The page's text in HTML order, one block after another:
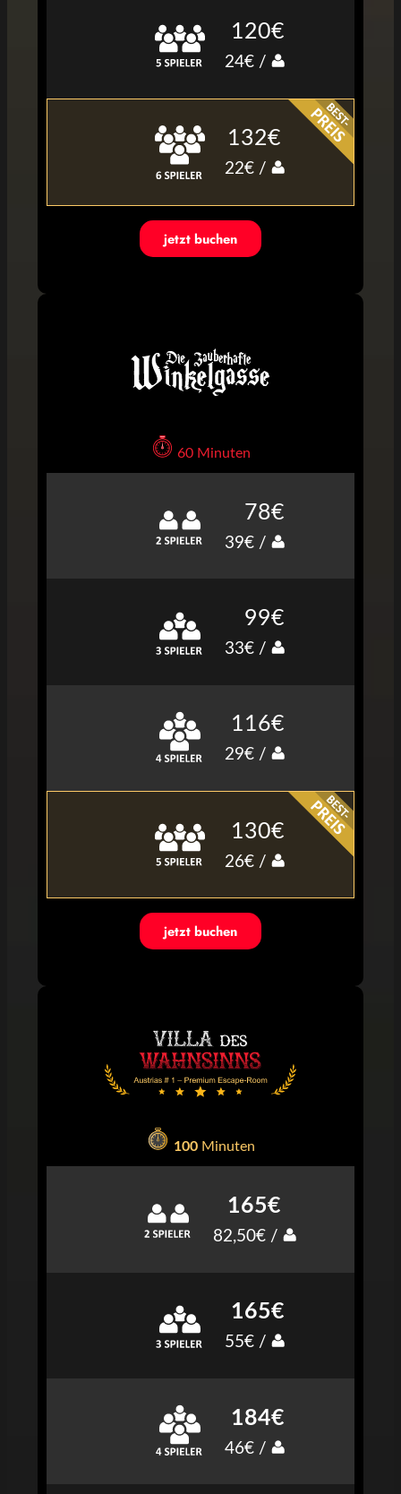
120€
24€ /
132€
22€ /
jetzt buchen
60 Minuten
78€
39€ /
99€
33€ /
116€
29€ /
130€
26€ /
jetzt buchen
100Minuten
165€
82,50€ /
165€
55€ /
184€
46€ /